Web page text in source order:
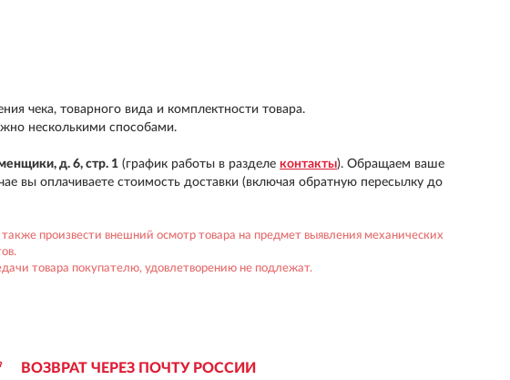
чека, товарного вида и комплектности товара.
несколькими способами.
д. 6, стр. 1 (график работы в разделе контакты). Обращаем ваше
вы оплачиваете стоимость доставки (включая обратную пересылку до
произвести внешний осмотр товара на предмет выявления механических
товара покупателю, удовлетворению не подлежат.
ВОЗВРАТ ЧЕРЕЗ ПОЧТУ РОССИИ